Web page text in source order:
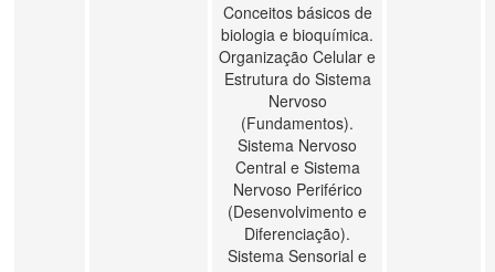
Conceitos básicos de
biologia e bioquímica.
Organização Celular e
Estrutura do Sistema
Nervoso
(Fundamentos).
Sistema Nervoso
Central e Sistema
Nervoso Periférico
(Desenvolvimento e
Diferenciação).
Sistema Sensorial e